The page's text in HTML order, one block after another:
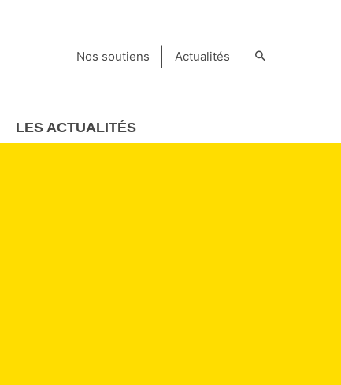
Nos soutiens Actualités
LES ACTUALITÉS